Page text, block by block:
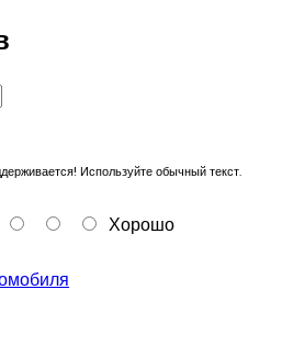
Используйте обычный текст.
Хорошо